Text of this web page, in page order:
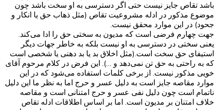
باشد تقاص جایز نیست حتی اگر دسترسی به او سخت باشد چون
موضوع مذکور در ادله مشروعیت تقاص (مثل ذهاب حق یا انکار و
جحود) در این موارد محقق نیست.
جهت چهارم فرضی است که مدیون به سختی حق را ادا می‌کند.
یعنی سختی در دسترسی به او نیست بلکه به خاطر جهات دیگر
استیفای حق سخت است.(مثل اخلاق بد یا بد دهنی یا شخصی است
که به راحتی به حق تن نمی‌دهد و …). این فرض در کلام مرحوم آقای
خویی مذکور نیست. از برخی کلمات استفاده می‌شود که در این
موارد مقاصه جایز است به دلیل عسر و حرج اما به نظر ما این دلیل
ناتمام است چون دلیل نفی عسر و حرج امتنانی است و مقاصه
خلاف امتنان بر مدیون است. اما بر اساس اطلاقات ادله تقاص